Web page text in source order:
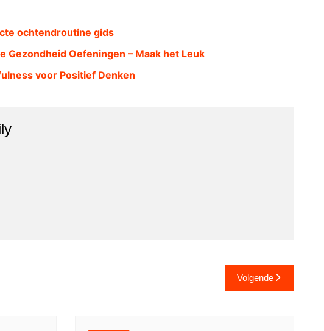
ochtendroutine gids
Gezondheid Oefeningen – Maak het Leuk
voor Positief Denken
Volgende